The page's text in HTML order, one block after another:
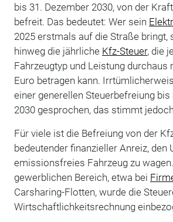
bis 31. Dezember 2030, von der
befreit. Das bedeutet: Wer sein
2025 erstmals auf die Straße bringt,
hinweg die jährliche Kfz-Steuer, die
Fahrzeugtyp und Leistung durchaus
Euro betragen kann.
einer generellen Steuerbefreiung bis
2030 gesprochen, das stimmt
Für viele ist die Befreiung von der
bedeutender finanzieller Anreiz, den
emissionsfreies Fahrzeug zu
gewerblichen Bereich, etwa bei
Carsharing-Flotten, wurde die
Wirtschaftlichkeitsrechnung